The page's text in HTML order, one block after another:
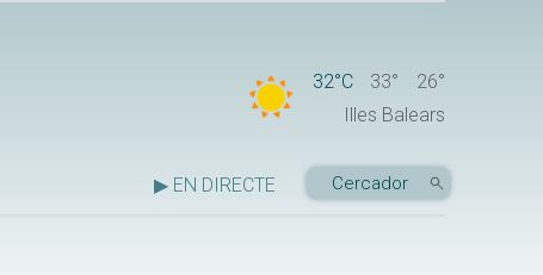
32°C 33°
26°
Illes Balears
▶ EN DIRECTE